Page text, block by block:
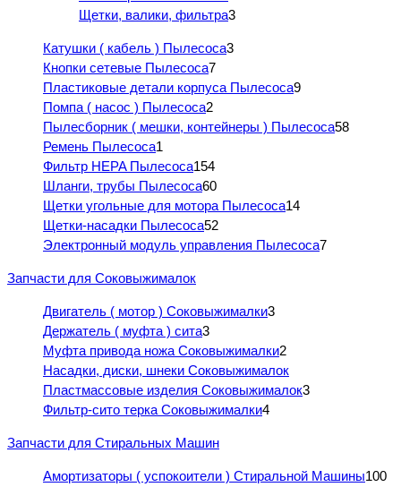
Щетки, валики, фильтра3
Катушки ( кабель ) Пылесоса3
Кнопки сетевые Пылесоса7
Пластиковые детали корпуса Пылесоса9
Помпа ( насос ) Пылесоса2
Пылесборник ( мешки, контейнеры ) Пылесоса58
Ремень Пылесоса1
Фильтр HEPA Пылесоса154
Шланги, трубы Пылесоса60
Щетки угольные для мотора Пылесоса14
Щетки-насадки Пылесоса52
Электронный модуль управления Пылесоса7
Запчасти для Соковыжималок
Двигатель ( мотор ) Соковыжималки3
Держатель ( муфта ) сита3
Муфта привода ножа Соковыжималки2
Насадки, диски, шнеки Соковыжималок
Пластмассовые изделия Соковыжималок3
Фильтр-сито терка Соковыжималки4
Запчасти для Стиральных Машин
Амортизаторы ( успокоители ) Стиральной Машины100